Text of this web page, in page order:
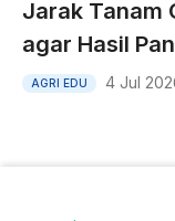
Jarak Tanam
agar Hasil
AGRI EDU 4 Jul